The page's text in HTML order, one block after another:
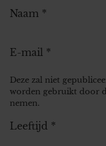
Naam *
E-mail *
Deze zal niet
worden gebruikt door
nemen.
Leeftijd *